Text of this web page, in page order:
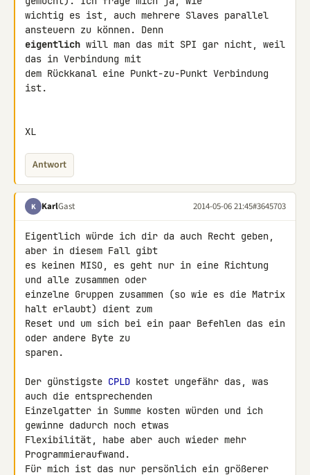
wichtig es ist, auch mehrere Slaves parallel
eigentlich will man das mit SPI gar nicht, weil
das in Verbindung mit
dem Rückkanal eine Punkt-zu-Punkt Verbindung
ist.
XL
Antwort
K KarlGast 2014-05-06 21:45#3645703
Eigentlich würde ich dir da auch Recht geben,
aber in diesem Fall gibt
es keinen MISO, es geht nur in eine Richtung
und alle zusammen oder
einzelne Gruppen zusammen (so wie es die Matrix
halt erlaubt) dient zum
Reset und um sich bei ein paar Befehlen das ein
oder andere Byte zu
sparen.
Der günstigste CPLD kostet ungefähr das, was
auch die entsprechenden
Einzelgatter in Summe kosten würden und ich
gewinne dadurch noch etwas
Flexibilität, habe aber auch wieder mehr
Programmieraufwand.
Für mich ist das nur persönlich ein größerer